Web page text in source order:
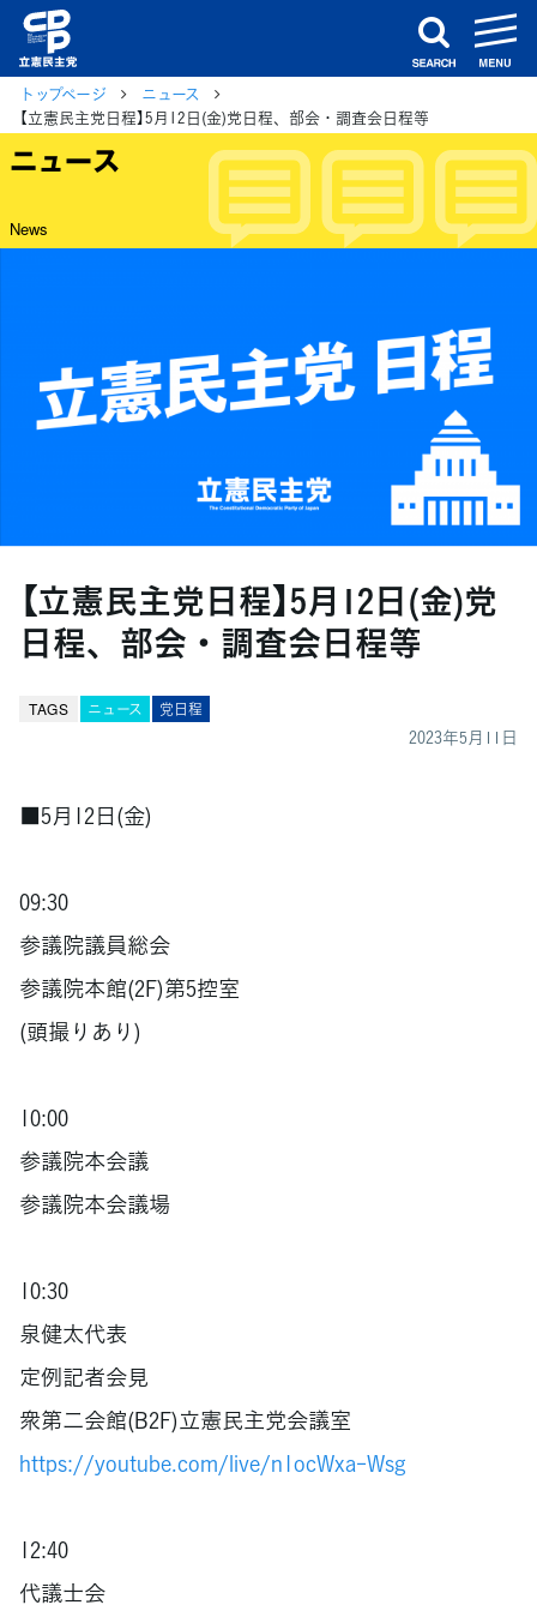
search
トップページ
ニュース
【立憲民主党日程】5月12日(金)党日程、部会・調査会日程等
ニュース
News
【立憲民主党日程】5月12日(金)党
日程、部会・調査会日程等
TAGS ニュース 党日程
2023年5月11日
■5月12日(金)
09:30
参議院議員総会
参議院本館(2F)第5控室
(頭撮りあり)
10:00
参議院本会議
参議院本会議場
10:30
泉健太代表
定例記者会見
衆第二会館(B2F)立憲民主党会議室
https://youtube.com/live/n1ocWxa-Wsg
12:40
代議士会